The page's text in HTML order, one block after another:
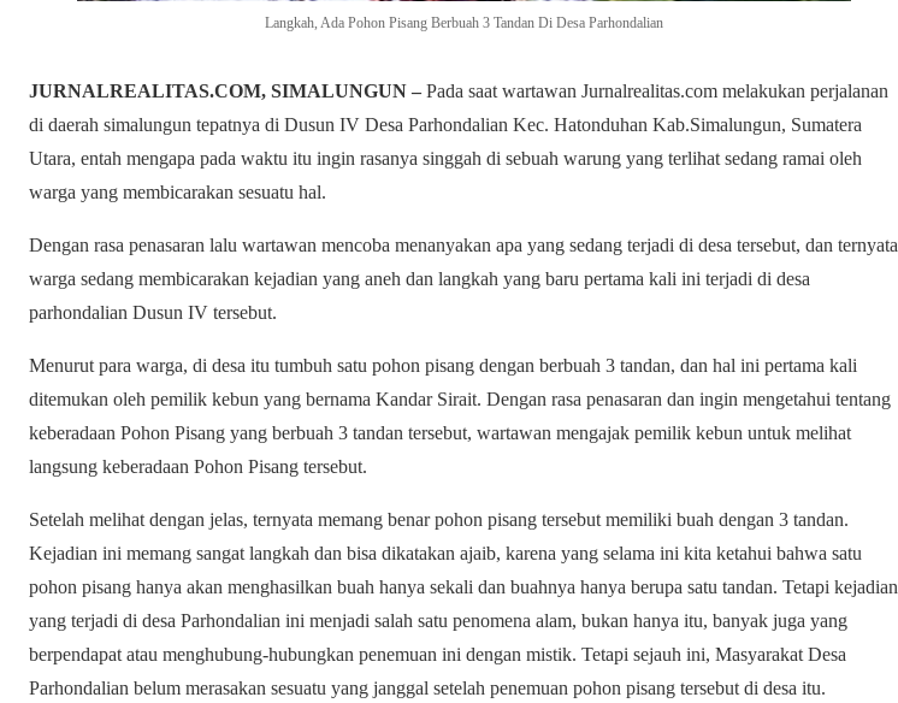
Langkah, Ada Pohon Pisang Berbuah 3 Tandan Di Desa Parhondalian
JURNALREALITAS.COM, SIMALUNGUN – Pada saat wartawan Jurnalrealitas.com melakukan perjalanan
di daerah simalungun tepatnya di Dusun IV Desa Parhondalian Kec. Hatonduhan Kab.Simalungun, Sumatera
Utara, entah mengapa pada waktu itu ingin rasanya singgah di sebuah warung yang terlihat sedang ramai oleh
warga yang membicarakan sesuatu hal.
Dengan rasa penasaran lalu wartawan mencoba menanyakan apa yang sedang terjadi di desa tersebut, dan ternyata
warga sedang membicarakan kejadian yang aneh dan langkah yang baru pertama kali ini terjadi di desa
parhondalian Dusun IV tersebut.
Menurut para warga, di desa itu tumbuh satu pohon pisang dengan berbuah 3 tandan, dan hal ini pertama kali
ditemukan oleh pemilik kebun yang bernama Kandar Sirait. Dengan rasa penasaran dan ingin mengetahui tentang
keberadaan Pohon Pisang yang berbuah 3 tandan tersebut, wartawan mengajak pemilik kebun untuk melihat
langsung keberadaan Pohon Pisang tersebut.
Setelah melihat dengan jelas, ternyata memang benar pohon pisang tersebut memiliki buah dengan 3 tandan.
Kejadian ini memang sangat langkah dan bisa dikatakan ajaib, karena yang selama ini kita ketahui bahwa satu
pohon pisang hanya akan menghasilkan buah hanya sekali dan buahnya hanya berupa satu tandan. Tetapi kejadian
yang terjadi di desa Parhondalian ini menjadi salah satu penomena alam, bukan hanya itu, banyak juga yang
berpendapat atau menghubung-hubungkan penemuan ini dengan mistik. Tetapi sejauh ini, Masyarakat Desa
Parhondalian belum merasakan sesuatu yang janggal setelah penemuan pohon pisang tersebut di desa itu.